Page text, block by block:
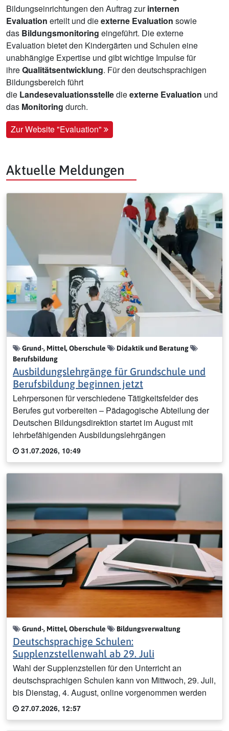
Bildungseinrichtungen den Auftrag zurinternen
Evaluation erteilt und dieexterne Evaluation sowie
das Bildungsmonitoring eingeführt. Die externe
Evaluation bietet den Kindergärten und Schulen eine
unabhängige Expertise und gibt wichtige Impulse für
ihreQualitätsentwicklung. Für den deutschsprachigen
Bildungsbereich führt
die Landesevaluationsstelledieexterne Evaluation und
das Monitoring durch.
Zur Website "Evaluation"
Aktuelle Meldungen
Grund-, Mittel, Oberschule
Didaktik und Beratung
Berufsbildung
Ausbildungslehrgänge für Grundschule und
Berufsbildung beginnen jetzt
Lehrpersonen für verschiedene Tätigkeitsfelder des
Berufes gut vorbereiten – Pädagogische Abteilung der
Deutschen Bildungsdirektion startet im August mit
lehrbefähigenden Ausbildungslehrgängen
31.07.2026, 10:49
Grund-, Mittel, Oberschule Bildungsverwaltung
Deutschsprachige Schulen:
Supplenzstellenwahl ab 29. Juli
Wahl der Supplenzstellen für den Unterricht an
deutschsprachigen Schulen kann von Mittwoch, 29. Juli,
bis Dienstag, 4. August, online vorgenommen werden
27.07.2026, 12:57